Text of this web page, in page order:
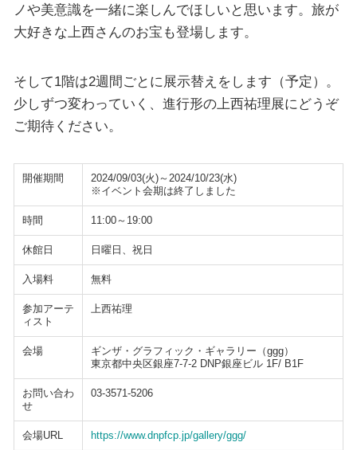
ノや美意識を一緒に楽しんでほしいと思います。旅が
大好きな上西さんのお宝も登場します。
そして1階は2週間ごとに展示替えをします（予定）。
少しずつ変わっていく、進行形の上西祐理展にどうぞ
ご期待ください。
開催期間
2024/09/03(火)～2024/10/23(水)
※イベント会期は終了しました
時間 11:00～19:00
休館日 日曜日、祝日
入場料 無料
参加アーテ
ィスト
上西祐理
会場
ギンザ・グラフィック・ギャラリー（ggg）
東京都中央区銀座7-7-2 DNP銀座ビル 1F/ B1F
お問い合わ
せ
03-3571-5206
会場URL https://www.dnpfcp.jp/gallery/ggg/